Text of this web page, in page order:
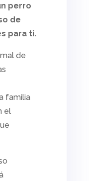
perro
de
para ti.
de
familia
el